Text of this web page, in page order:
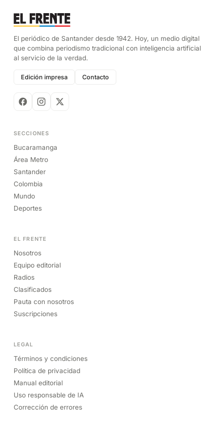
El periódico de Santander desde 1942. Hoy, un medio digital
que combina periodismo tradicional con inteligencia artificial
al servicio de la verdad.
Edición impresa Contacto
SECCIONES
Bucaramanga
Área Metro
Santander
Colombia
Mundo
Deportes
EL FRENTE
Nosotros
Equipo editorial
Radios
Clasificados
Pauta con nosotros
Suscripciones
LEGAL
Términos y condiciones
Política de privacidad
Manual editorial
Uso responsable de IA
Corrección de errores